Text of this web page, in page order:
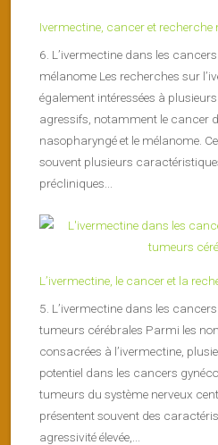
Ivermectine, cancer et recherche
6. L’ivermectine dans les
mélanome Les recherches sur
également intéressées à
agressifs, notamment le cancer
nasopharyngé et le mélanome.
souvent plusieurs
précliniques...
L’ivermectine, le cancer et la
5. L’ivermectine dans les
tumeurs cérébrales Parmi les
consacrées à l’ivermectine,
potentiel dans les cancers
tumeurs du système nerveux
présentent souvent des
agressivité élevée,...